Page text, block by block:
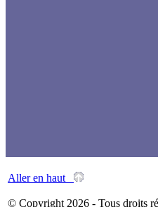
Aller en haut
© Copyright 2026 - Tous droits